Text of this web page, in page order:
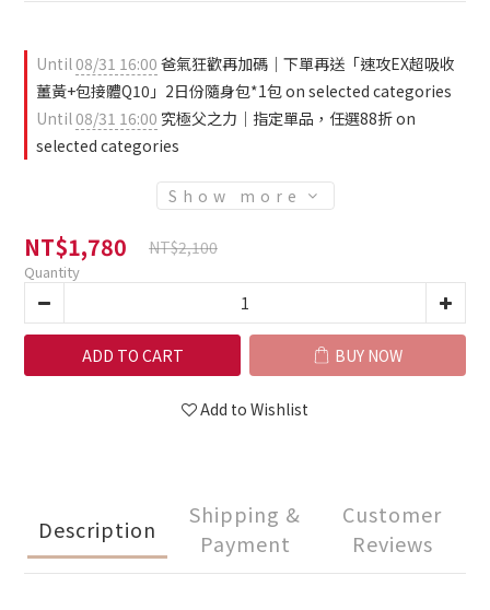
Until08/31 16:00 爸氣狂歡再加碼｜下單再送「速攻EX超吸收
薑黃+包接體Q10」2日份隨身包*1包 on selected categories
Until08/31 16:00 究極父之力｜指定單品，任選88折 on
selected categories
Show more
NT$1,780 NT$2,100
Quantity
ADD TO CART BUY NOW
Add to Wishlist
Description
Shipping &
Payment
Customer
Reviews